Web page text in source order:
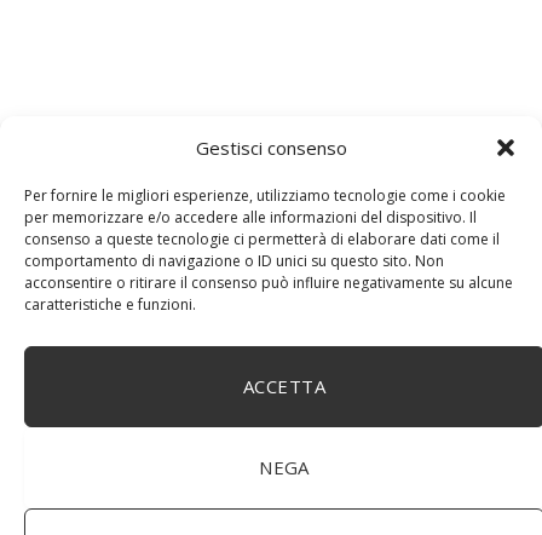
Gestisci consenso
Per fornire le migliori esperienze, utilizziamo tecnologie come i cookie
per memorizzare e/o accedere alle informazioni del dispositivo. Il
consenso a queste tecnologie ci permetterà di elaborare dati come il
comportamento di navigazione o ID unici su questo sito. Non
acconsentire o ritirare il consenso può influire negativamente su alcune
caratteristiche e funzioni.
ACCETTA
NEGA
Pinterest